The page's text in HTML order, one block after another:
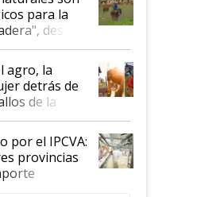
con
para la
destaca
reúne a 46
en Argentina
agro, la
detrás de
de la
que
a estos
me
seguí
por el IPCVA:
provincias